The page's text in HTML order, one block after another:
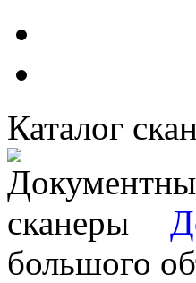
Каталог
большого